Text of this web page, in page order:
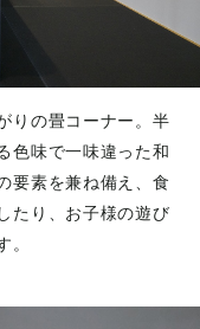
りの畳コーナー。半
色味で一味違った和
要素を兼ね備え、食
たり、お子様の遊び
。